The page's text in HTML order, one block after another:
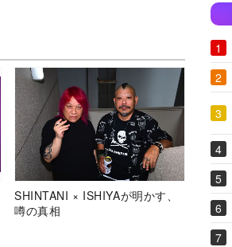
SHINTANI × ISHIYAが明かす、
噂の真相